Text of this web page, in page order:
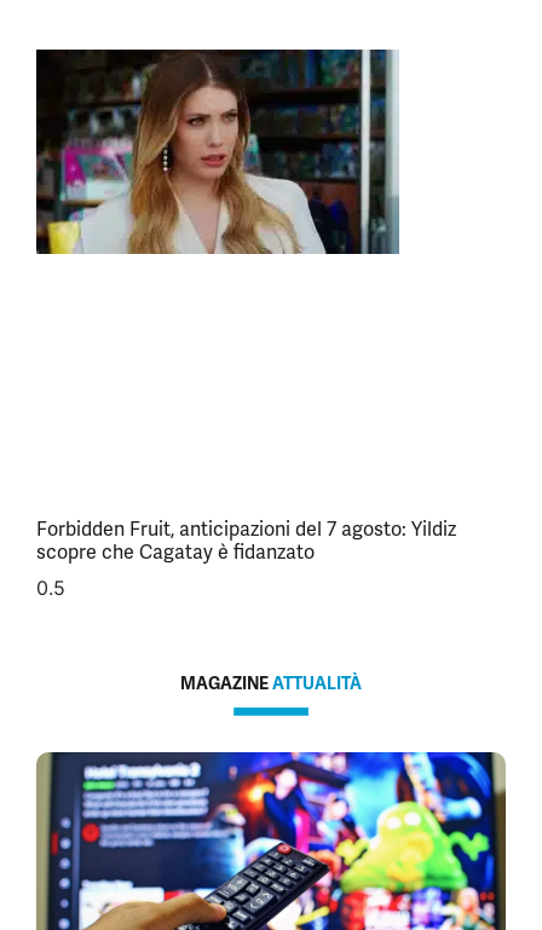
Forbidden Fruit, anticipazioni del 7 agosto: Yildiz
scopre che Cagatay è fidanzato
MAGAZINEATTUALITÀ